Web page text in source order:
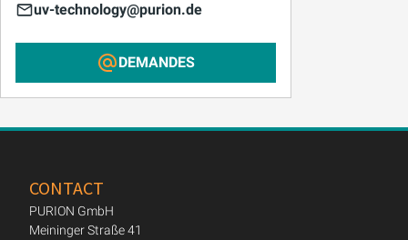
uv-technology@purion.de
DEMANDES
CONTACT
PURION GmbH
Meininger Straße 41